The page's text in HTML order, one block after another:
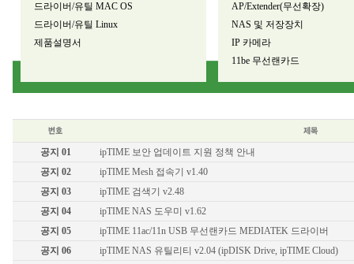
드라이버/유틸 MAC OS
드라이버/유틸 Linux
제품설명서
AP/Extender(무선확장)
NAS 및 저장장치
IP 카메라
11be 무선랜카드
기가비트 허브
공지 01
ipTIME 보안 업데이트 지원 정책 안내
공지 02
ipTIME Mesh 접속기 v1.40
공지 03
ipTIME 검색기 v2.48
공지 04
ipTIME NAS 도우미 v1.62
공지 05
ipTIME 11ac/11n USB 무선랜카드 MEDIATEK 드라이버
공지 06
ipTIME NAS 유틸리티 v2.04 (ipDISK Drive, ipTIME Cloud)